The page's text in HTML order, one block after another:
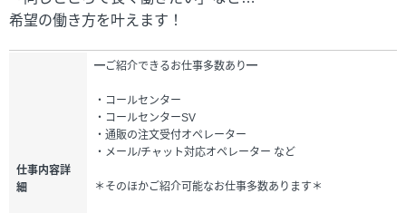
希望の働き方を叶えます！
仕事内容詳
細
━ご紹介できるお仕事多数あり━
・コールセンター
・コールセンターSV
・通販の注文受付オペレーター
・メール/チャット対応オペレーター など
＊そのほかご紹介可能なお仕事多数あります＊